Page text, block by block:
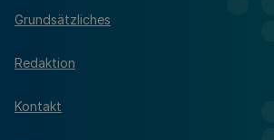
Grundsätzliches
Redaktion
Kontakt